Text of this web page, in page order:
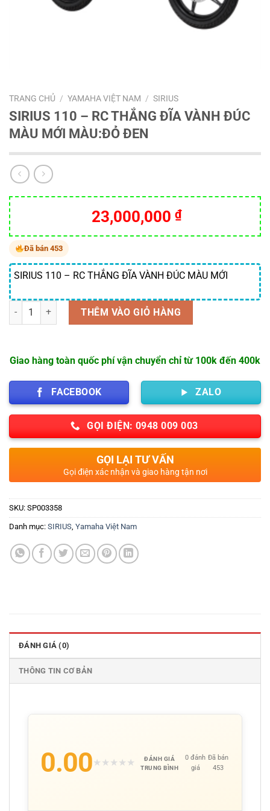
TRANG CHỦ / YAMAHA VIỆT NAM / SIRIUS
SIRIUS 110 – RC THẮNG ĐĨA VÀNH ĐÚC
MÀU MỚI MÀU:ĐỎ ĐEN
23,000,000 ₫
Đã bán 453
SIRIUS 110 – RC THẮNG ĐĨA VÀNH ĐÚC MÀU MỚI
Số lượng THÊM VÀO GIỎ HÀNG
Giao hàng toàn quốc phí vận chuyển chỉ từ 100k đến 400k
FACEBOOK ZALO
GỌI ĐIỆN: 0948 009 003
GỌI LẠI TƯ VẤN
Gọi điện xác nhận và giao hàng tận nơi
SKU: SP003358
Danh mục: SIRIUS, Yamaha Việt Nam
ĐÁNH GIÁ (0)
THÔNG TIN CƠ BẢN
0.00★ ★ ★ ★ ★
ĐÁNH GIÁ
TRUNG BÌNH
0 đánh
giá
Đã bán
453